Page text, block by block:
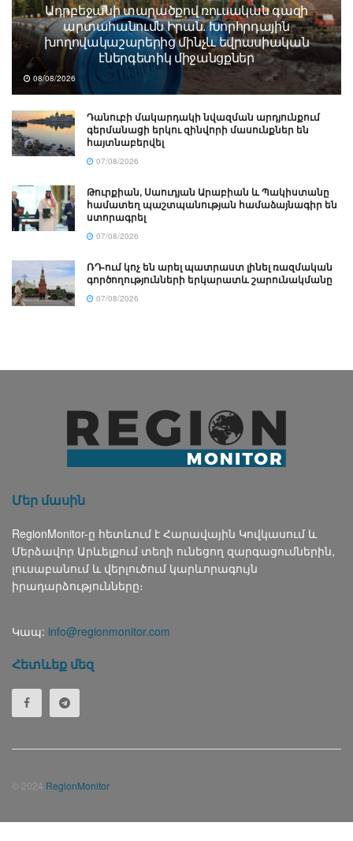
Ադրբեջանի տարածքով ռուսական գազի
արտահանումն Իրան. Խորհրդային
խողովակաշարերից մինչև եվրասիական
էներգետիկ միջանցքներ
08/08/2026
Դանուբի մակարդակի նվազման արդյունքում
գերմանացի երկու զինվորի մասունքներ են
հայտնաբերվել
07/08/2026
Թուրքիան, Սաուդյան Արաբիան և Պակիստանը
համատեղ պաշտպանության համաձայնագիր են
ստորագրել
07/08/2026
ՌԴ-ում կոչ են արել պատրաստ լինել ռազմական
գործողությունների երկարատև շարունակմանը
07/08/2026
Մեր մասին
RegionMonitor-ը հետևում է Հարավային Կովկասում և
Մերձավոր Արևելքում տեղի ունեցող զարգացումներին,
լուսաբանում և վերլուծում կարևորագույն
իրադարձությունները։
Կապ: info@regionmonitor.com
Հետևեք մեզ
© 2024 RegionMonitor